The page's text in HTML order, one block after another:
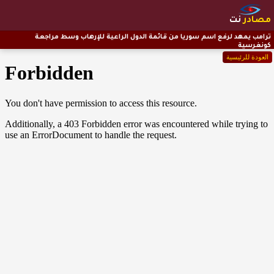
مصادرنت
العودة للرئيسية
ترامب يمهد لرفع اسم سوريا من قائمة الدول الراعية للإرهاب وسط مراجعة
كونغرسية